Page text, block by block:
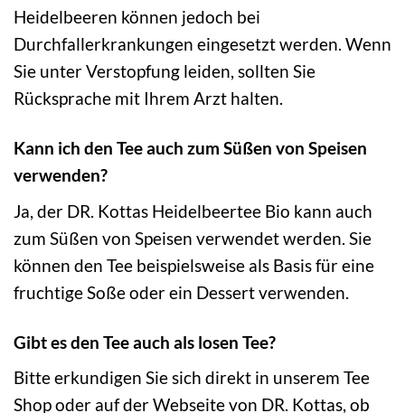
Heidelbeeren können jedoch bei
Durchfallerkrankungen eingesetzt werden. Wenn
Sie unter Verstopfung leiden, sollten Sie
Rücksprache mit Ihrem Arzt halten.
Kann ich den Tee auch zum Süßen von Speisen
verwenden?
Ja, der DR. Kottas Heidelbeertee Bio kann auch
zum Süßen von Speisen verwendet werden. Sie
können den Tee beispielsweise als Basis für eine
fruchtige Soße oder ein Dessert verwenden.
Gibt es den Tee auch als losen Tee?
Bitte erkundigen Sie sich direkt in unserem Tee
Shop oder auf der Webseite von DR. Kottas, ob